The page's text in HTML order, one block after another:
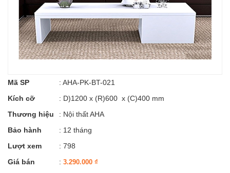
Mã SP : AHA-PK-BT-021
Kích cỡ
: D)1200 x (R)600 x (C)400 mm
Thương hiệu
: Nội thất AHA
Bảo hành
: 12 tháng
Lượt xem
: 798
Giá bán
: 3.290.000 ₫